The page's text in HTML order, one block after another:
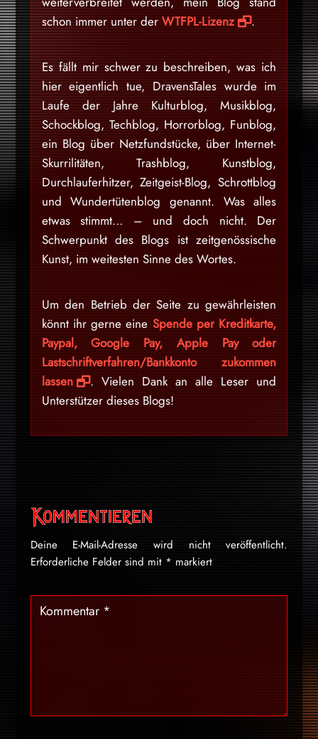
schon immer unter der WTFPL-Lizenz .
Es fällt mir schwer zu beschreiben, was ich
hier eigentlich tue, DravensTales wurde im
Laufe der Jahre Kulturblog, Musikblog,
Schockblog, Techblog, Horrorblog, Funblog,
ein Blog über Netzfundstücke, über Internet-
Skurrilitäten, Trashblog, Kunstblog,
Durchlauferhitzer, Zeitgeist-Blog, Schrottblog
und Wundertütenblog genannt. Was alles
etwas stimmt… – und doch nicht. Der
Schwerpunkt des Blogs ist zeitgenössische
Kunst, im weitesten Sinne des Wortes.
Um den Betrieb der Seite zu gewährleisten
könnt ihr gerne eine Spende per Kreditkarte,
Paypal, Google Pay, Apple Pay oder
Lastschriftverfahren/Bankkonto zukommen
lassen
. Vielen Dank an alle Leser und
Unterstützer dieses Blogs!
Kommentieren
Deine E-Mail-Adresse wird nicht veröffentlicht.
Erforderliche Felder sind mit * markiert